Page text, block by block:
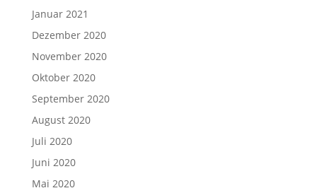
Januar 2021
Dezember 2020
November 2020
Oktober 2020
September 2020
August 2020
Juli 2020
Juni 2020
Mai 2020